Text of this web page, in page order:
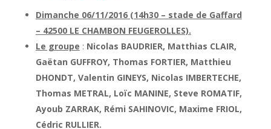
Dimanche 06/11/2016 (14h30 – stade de Gaffard
– 42500 LE CHAMBON FEUGEROLLES).
Le groupe : Nicolas BAUDRIER, Matthias CLAIR,
Gaëtan GUFFROY, Thomas FORTIER, Matthieu
DHONDT, Valentin GINEYS, Nicolas IMBERTECHE,
Thomas METRAL, Loïc MANINE, Steve ROMATIF,
Ayoub ZARRAK, Rémi SAHINOVIC, Maxime FRIOL,
Cédric RULLIER.